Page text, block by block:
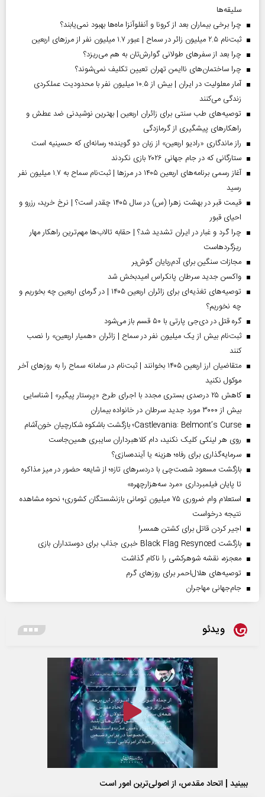
سلیقه‌ها
چرا برخی بیماران بعد از کرونا و آنفلوآنزا ماه‌ها بهبود نمی‌یابند؟
ثبت‌نام ۲.۵ میلیون زائر در سماح | عبور ۱.۷ میلیون نفر از مرز‌های اربعین
چرا بعد از سفرهای طولانی گوارش‌تان به هم می‌ریزد؟
چرا ساختمان‌های ناایمن تهران تعیین تکلیف نمی‌شوند؟
آمار معلولیت در ایران | بیش از ۱۰.۵ میلیون نفر با محدودیت عملکردی
زندگی می‌کنند
توصیه‌های طب سنتی برای زائران اربعین | بهترین نوشیدنی ضد عطش و
راهکارهای پیشگیری از گرمازدگی
راز ماندگاری «رادیو اربعین» از زبان دو گوینده؛ رسانه‌ای که حسینیه است
ستارگانی که در جام جهانی ۲۰۲۶ بازی نکردند
آغاز رسمی برنامه‌های اربعین ۱۴۰۵ در مرز‌ها | ثبت‌نام سماح به ۱.۷ میلیون نفر
رسید
قیمت قبر در بهشت زهرا (س) در سال ۱۴۰۵ چقدر است؟ | نرخ خرید، رزرو و
احیای قبور
چرا گرد و غبار در ایران تشدید شد؟ | حقابه تالاب‌ها مهم‌ترین راهکار مهار
ریزگردهاست
مجازات سنگین برای آدم‌ربایان گوش‌بر
واکسن جدید سرطان پانکراس امیدبخش شد
توصیه‌های تغذیه‌ای برای زائران اربعین ۱۴۰۵ | در گرمای اربعین چه بخوریم و
چه نخوریم؟
گره قتل در دی‌جی پارتی با ۵۰ قسم باز می‌شود
ثبت‌نام بیش از یک میلیون نفر در سماح | زائران «همیار اربعین» را نصب
کنند
متقاضیان ارز اربعین ۱۴۰۵ بخوانند | ثبت‌نام در سامانه سماح را به روز‌های آخر
موکول نکنید
کاهش ۲۵ درصدی بستری مجدد با اجرای طرح «پرستار پیگیر» | شناسایی
بیش از ۳۰۰۰ مورد جدید سرطان در خانواده بیماران
Castlevania: Belmont’s Curse؛ بازگشت باشکوه شکارچیان خون‌آشام
روی هر لینکی کلیک نکنید، دام کلاهبرداران سایبری همین‌جاست
سرمایه‌گذاری برای رفاه؛ هزینه یا آینده‌سازی؟
بازگشت مسعود شصت‌چی با دردسر‌های تازه؛ از شایعه حضور در میز مذاکره
تا پایان فیلمبرداری «مرد سه‌هزارچهره»
استعلام وام ضروری ۷۵ میلیون تومانی بازنشستگان کشوری؛ نحوه مشاهده
نتیجه درخواست
اجیر کردن قاتل برای کشتن همسر!
بازگشت Black Flag Resynced خبری جذاب برای دوستداران بازی
معجزه، نقشه شوهرکشی را ناکام گذاشت
توصیه‌های هلال‌احمر برای روز‌های گرم
جام‌جهانی مهاجران
ویدئو
ببینید | اتحاد مقدس، از اصولی‌ترین امور است